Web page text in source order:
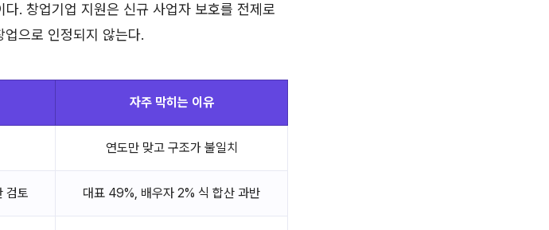
. 창업기업 지원은 신규 사업자 보호를 전제로
으로 인정되지 않는다.
자주 막히는 이유
연도만 맞고 구조가 불일치
검토 대표 49%, 배우자 2% 식 합산 과반